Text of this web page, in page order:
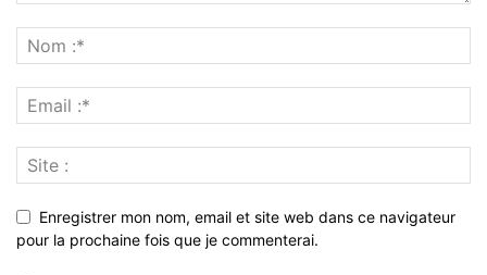
Enregistrer mon nom, email et site web dans ce navigateur
pour la prochaine fois que je commenterai.